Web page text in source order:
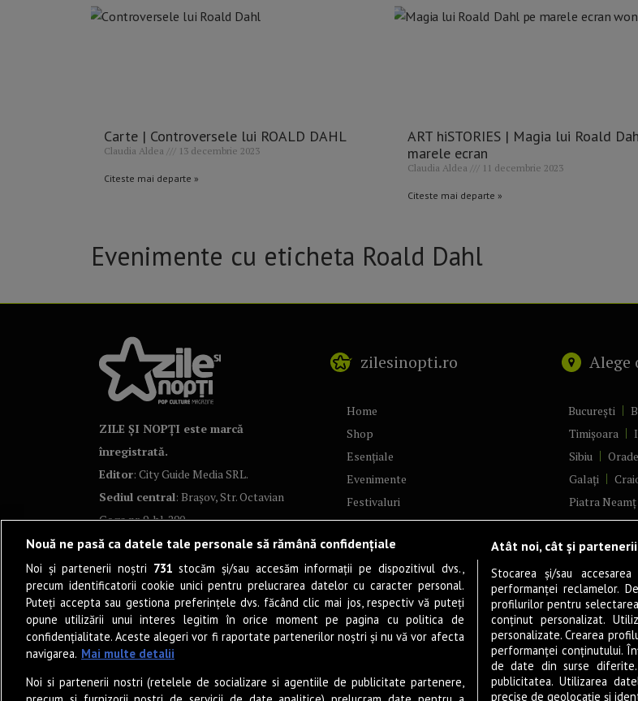
Carte | Controversele lui ROALD DAHL
Claudia Aldea 13 decembrie 2023
Citeste mai departe »
ART hiSTORIES | Magia lui Roald
marele ecran
Claudia Aldea 11 decembrie 2023
Citeste mai departe »
Evenimente cu eticheta Roald Dahl
ZILE ȘI NOPȚI este marcă
înregistrată.
Editor: City Guide Media SRL.
Sediul central: Brașov, Str. Octavian
Goga nr. 9, bl. 290
zilesinopti.ro
Home
Shop
Esențiale
Evenimente
Festivaluri
Concerte
Artă & Cultură
Teatru
Film
Program filme
Lifestyle
Muzică
Alege
București
Timișoara
Sibiu
Galați
Piatra Neamț
Brăila
Alba Iulia
Baia Mare
Sfântu
Tulcea
Botoșani
Târgoviște
Drobeta-
Nouă ne pasă ca datele tale personale să rămână confidențiale
Noi și partenerii noștri 731 stocăm și/sau accesăm informații pe dispozitivul dvs.,
precum identificatorii cookie unici pentru prelucrarea datelor cu caracter personal.
Puteți accepta sau gestiona preferințele dvs. făcând clic mai jos, respectiv vă puteți
opune utilizării unui interes legitim în orice moment pe pagina cu politica de
confidențialitate. Aceste alegeri vor fi raportate partenerilor noștri și nu vă vor afecta
navigarea. Mai multe detalii
Noi si partenerii nostri (retelele de socializare si agentiile de publicitate partenere,
Atât noi, cât și
Stocarea și/sau
performanței reclamelor.
profilurilor pentru
conținut personalizat.
personalizate. Crearea
performanței conținutului.
de date din surse
publicitatea. Utilizarea
precise de geolocație și